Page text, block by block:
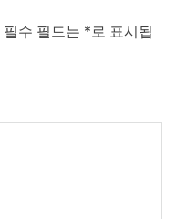
필수 필드는 * 로 표시됩